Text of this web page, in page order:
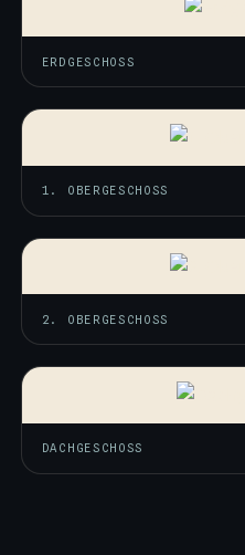
ERDGESCHOSS
1. OBERGESCHOSS
2. OBERGESCHOSS
DACHGESCHOSS